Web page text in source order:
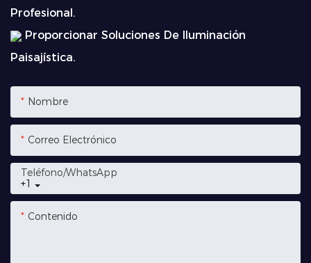
Profesional.
Proporcionar Soluciones De Iluminación
Paisajística.
Nombre
Correo Electrónico
+1
Teléfono/WhatsApp
Contenido